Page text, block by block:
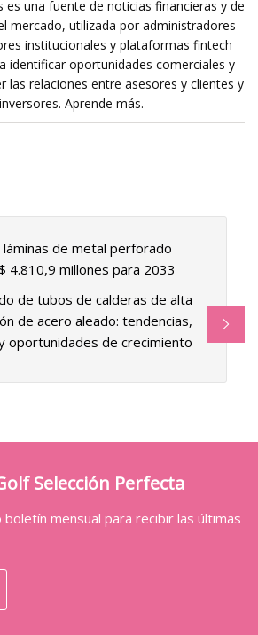
es una fuente de noticias financieras y de
mercado, utilizada por administradores
institucionales y plataformas fintech
identificar oportunidades comerciales y
las relaciones entre asesores y clientes y
Aprende más.
de metal perforado
4.810,9 millones para 2033
de tubos de calderas de alta
de acero aleado: tendencias,
oportunidades de crecimiento
Selección Perfecta
mensual para recibir las últimas